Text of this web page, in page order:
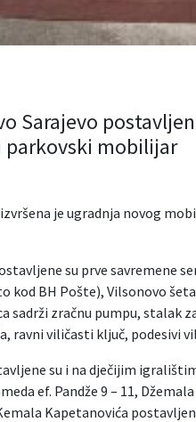
Sarajevo
parkovski mobilijar
je ugradnja novog
su prve savremene
kod BH Pošte), Vilsonovo
sadrži zračnu pumpu, stalak
ravni viličasti ključ, podesivi
su i na dječijim
ef. Pandže 9 – 11,
Kapetanovića